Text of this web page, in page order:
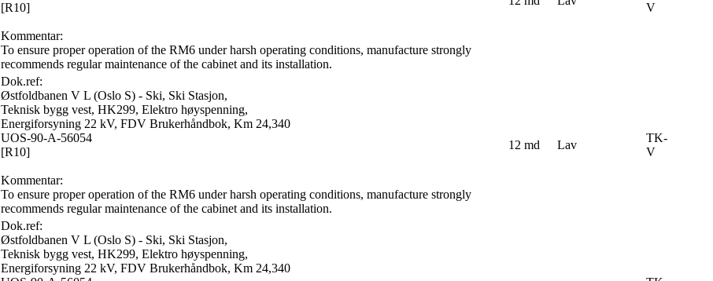
[R10]
Kommentar:
To ensure proper operation of the RM6 under harsh operating conditions, manufacture strongly
recommends regular maintenance of the cabinet and its installation.
V
Dok.ref:
Østfoldbanen V L (Oslo S) - Ski, Ski Stasjon,
Teknisk bygg vest, HK299, Elektro høyspenning,
Energiforsyning 22 kV, FDV Brukerhåndbok, Km 24,340
UOS-90-A-56054
[R10]
Kommentar:
To ensure proper operation of the RM6 under harsh operating conditions, manufacture strongly
recommends regular maintenance of the cabinet and its installation.
12 md Lav
TK-
V
Dok.ref:
Østfoldbanen V L (Oslo S) - Ski, Ski Stasjon,
Teknisk bygg vest, HK299, Elektro høyspenning,
Energiforsyning 22 kV, FDV Brukerhåndbok, Km 24,340